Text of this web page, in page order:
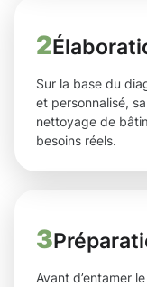
2
Sur la base du
et personnalisé,
nettoyage de
besoins réels.
3
Avant d’entamer